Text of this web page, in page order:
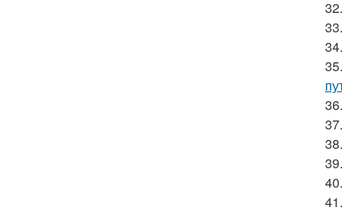
32.
33.
34.
35.
36.
37.
38.
39.
40.
41.